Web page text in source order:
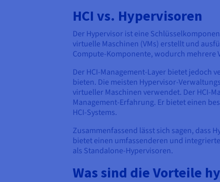
HCI vs. Hypervisoren
Der Hypervisor ist eine
virtuelle Maschinen (VMs) erstellt und
Compute-Komponente, wodurch mehrere
Der HCI-Management-Layer bietet jedoch
bieten. Die meisten Hypervisor-
virtueller Maschinen verwendet. Der HCI-
Management-Erfahrung. Er bietet einen
HCI-Systems.
Zusammenfassend lässt sich sagen, dass
bietet einen umfassenderen und
als Standalone-Hypervisoren.
Was sind die Vorteile